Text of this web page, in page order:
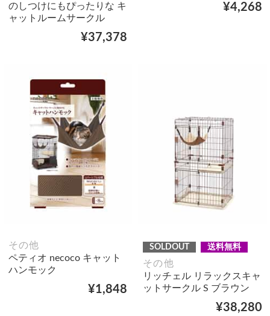
のしつけにもぴったりな キ
ャットルームサークル
¥37,378
¥4,268
その他
ペティオ necoco キャット
ハンモック
¥1,848
SOLDOUT 送料無料
その他
リッチェル リラックスキャ
ットサークル S ブラウン
¥38,280